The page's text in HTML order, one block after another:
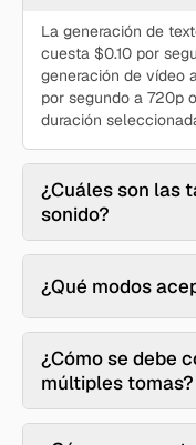
La generación de
cuesta $0.10 por
generación de vídeo
por segundo a 720p
duración
¿Cuáles son las
sonido?
¿Qué modos
¿Cómo se debe
múltiples tomas?